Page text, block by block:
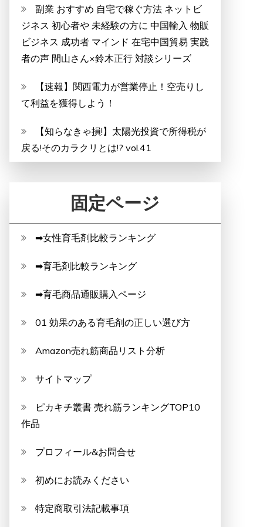
副業 おすすめ 自宅で稼ぐ方法 ネットビ
ジネス 初心者や 未経験の方に 中国輸入 物販
ビジネス 成功者 マインド 在宅中国貿易 実践
者の声 間山さん×鈴木正行 対談シリーズ
【速報】関西電力が営業停止！空売りし
て利益を獲得しよう！
【知らなきゃ損!】太陽光投資で所得税が
戻る!そのカラクリとは!? vol.41
固定ページ
➡女性育毛剤比較ランキング
➡育毛剤比較ランキング
➡育毛商品通販購入ページ
01 効果のある育毛剤の正しい選び方
Amazon売れ筋商品リスト分析
サイトマップ
ピカキチ叢書 売れ筋ランキングTOP10
作品
プロフィール&お問合せ
初めにお読みください
特定商取引法記載事項